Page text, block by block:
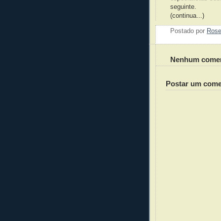
seguinte.
(continua...)
Postado por Rose
Nenhum
Postar um